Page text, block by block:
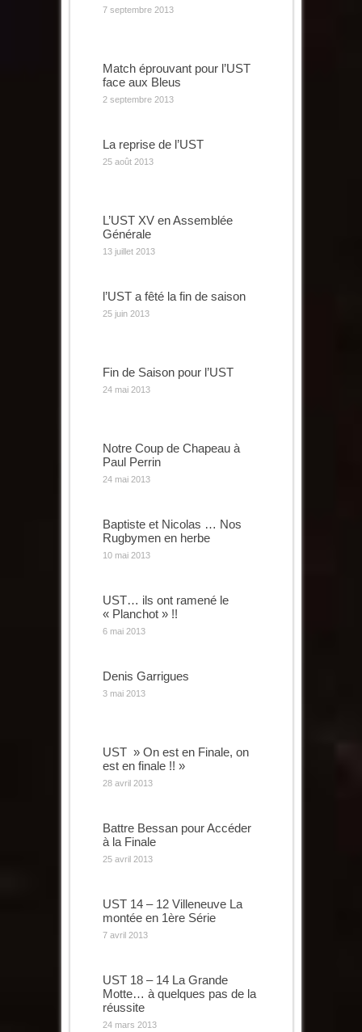
7 septembre 2013
Match éprouvant pour l’UST
face aux Bleus
2 septembre 2013
La reprise de l’UST
25 août 2013
L’UST XV en Assemblée
Générale
13 juillet 2013
l’UST a fêté la fin de saison
25 juin 2013
Fin de Saison pour l’UST
24 mai 2013
Notre Coup de Chapeau à
Paul Perrin
24 mai 2013
Baptiste et Nicolas … Nos
Rugbymen en herbe
10 mai 2013
UST… ils ont ramené le
« Planchot » !!
6 mai 2013
Denis Garrigues
3 mai 2013
UST » On est en Finale, on
est en finale !! »
28 avril 2013
Battre Bessan pour Accéder
à la Finale
25 avril 2013
UST 14 – 12 Villeneuve La
montée en 1ère Série
7 avril 2013
UST 18 – 14 La Grande
Motte… à quelques pas de la
réussite
24 mars 2013